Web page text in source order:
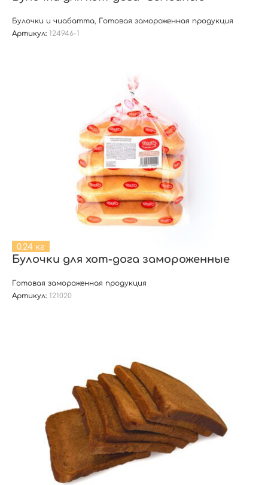
Булочки и чиабатта, Готовая замороженная продукция
Артикул: 124946-1
0.24 кг
Булочки для хот-дога замороженные
Готовая замороженная продукция
Артикул: 121020